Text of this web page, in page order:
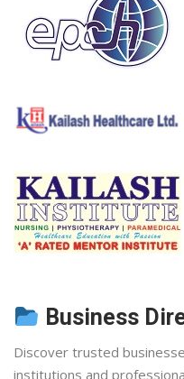
Business
Discover trusted
institutions and